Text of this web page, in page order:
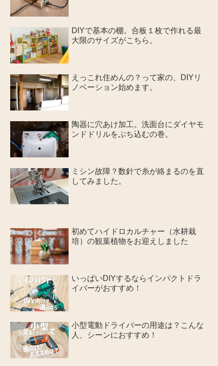
DIYで基本の棚。合板１枚で作れる最
大限のサイズがこちら。
えっこれ住めんの？って家の、DIYリ
ノベーション始めます。
陶器に穴あけ加工。洗面台にダイヤモ
ンドドリルをぶち込むの巻。
ミシン故障？数針で糸が絡まるのを直
してみました。
初めてハイドロカルチャー（水耕栽
培）の観葉植物をお迎えしました
いっぱいDIYするならインパクトドラ
イバーがおすすめ！
小型電動ドライバーの用途は？こんな
人、シーンにおすすめ！